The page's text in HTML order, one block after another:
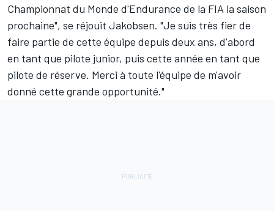
Championnat du Monde d'Endurance de la FIA la saison
prochaine", se réjouit Jakobsen. "Je suis très fier de
faire partie de cette équipe depuis deux ans, d'abord
en tant que pilote junior, puis cette année en tant que
pilote de réserve. Merci à toute l'équipe de m'avoir
donné cette grande opportunité."